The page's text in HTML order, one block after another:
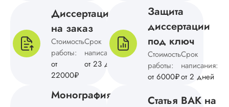
Диссертация
на заказ
Стоимость
работы:
от
22000₽
Срок
написания:
от 23 дней
Защита
диссертации
под ключ
Стоимость
работы:
от 6000₽
Срок
написания:
от 2 дней
Монография
Статья ВАК на
нужна для
Преимущества
компании: удобная
форма оплаты,
договор,
работ. Недостатки